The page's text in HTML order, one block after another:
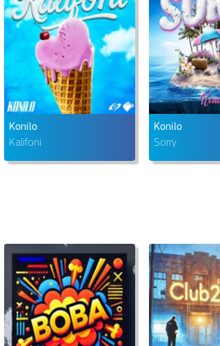
Konilo
Kalifoni
Konilo
Sorry